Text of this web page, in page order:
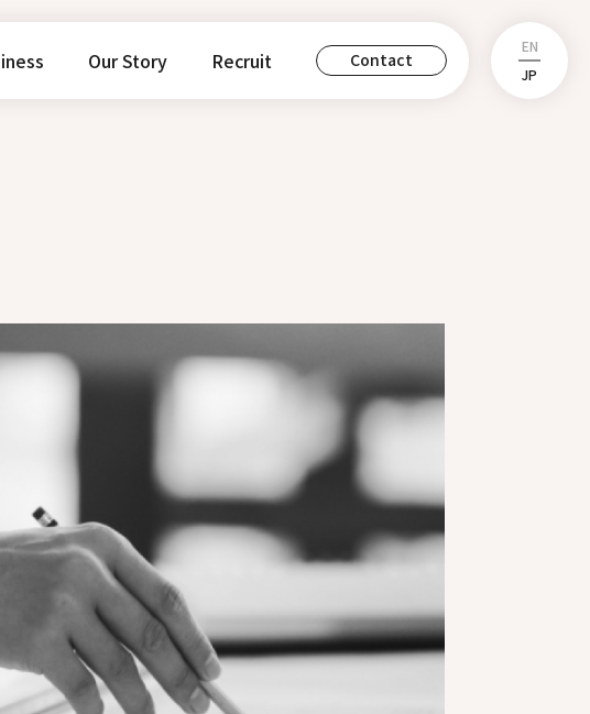
Our Story Recruit Contact
EN
JP